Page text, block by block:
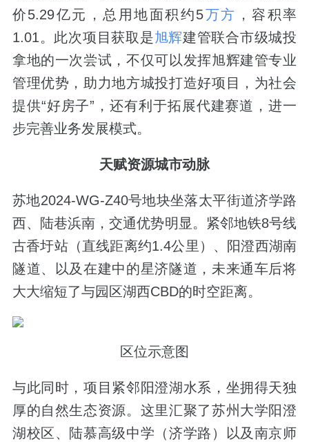
价5.29亿元，总用地面积约5万方 ，容积率
1.01。此次项目获取是旭辉建管联合市级城投
拿地的一次尝试，不仅可以发挥旭辉建管专业
管理优势，助力地方城投打造好项目，为社会
提供“好房子”，还有利于拓展代建赛道，进一
步完善业务发展模式。
天赋资源城市动脉
苏地2024-WG-Z40号地块坐落太平街道济学路
西、陆巷浜南，交通优势明显。紧邻地铁8号线
古香圩站（直线距离约1.4公里）、阳澄西湖南
隧道、以及在建中的星济隧道，未来通车后将
大大缩短了与园区湖西CBD的时空距离。
区位示意图
与此同时，项目紧邻阳澄湖水系，坐拥得天独
厚的自然生态资源。这里汇聚了苏州大学阳澄
湖校区、陆慕高级中学（济学路）以及南京师